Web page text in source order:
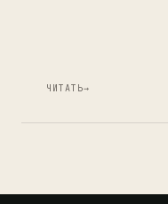
ЧИТАТЬ→